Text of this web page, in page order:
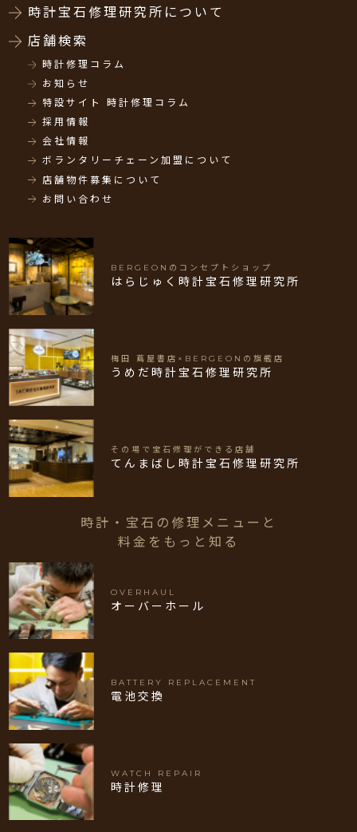
時計宝石修理研究所について
店舗検索
時計修理コラム
お知らせ
特設サイト 時計修理コラム
採用情報
会社情報
ボランタリーチェーン加盟について
店舗物件募集について
お問い合わせ
BERGEONのコンセプトショップ
はらじゅく時計宝石修理研究所
梅田 蔦屋書店×BERGEONの旗艦店
うめだ時計宝石修理研究所
その場で宝石修理ができる店舗
てんまばし時計宝石修理研究所
時計・宝石の修理メニューと
料金をもっと知る
OVERHAUL
オーバーホール
BATTERY REPLACEMENT
電池交換
WATCH REPAIR
時計修理